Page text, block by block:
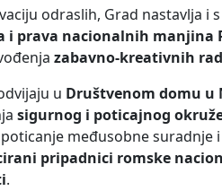
odraslih, Grad nastavlja i
i prava nacionalnih manjina
zabavno-kreativnih
u Društvenom domu u
sigurnog i poticajnog
međusobne suradnje
pripadnici romske
.